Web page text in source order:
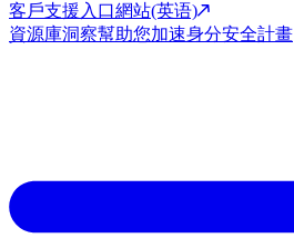
客戶支援入口網站(英语)
資源庫洞察幫助您加速身分安全計畫